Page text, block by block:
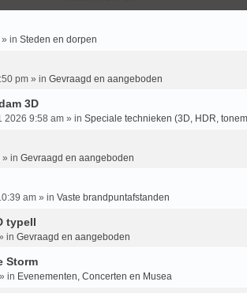
in Steden en dorpen
pm » in Gevraagd en aangeboden
3D
2026 9:58 am » in Speciale technieken (3D, HDR,
» in Gevraagd en aangeboden
am » in Vaste brandpuntafstanden
typeII
in Gevraagd en aangeboden
Storm
in Evenementen, Concerten en Musea